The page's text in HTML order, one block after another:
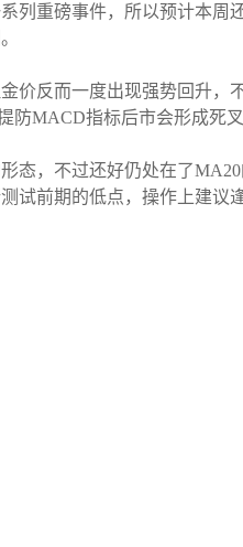
列重磅事件，所以预计本周
价反而一度出现强势回升，
MACD指标后市会形成死叉
态，不过还好仍处在了
试前期的低点，操作上建议